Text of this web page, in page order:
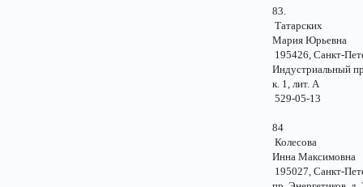
83.
Татарских
Мария
195426, Санкт-
Индустриальный
к. 1, лит. А
529-05-13
84
Колесова
Инна
195027, Санкт-